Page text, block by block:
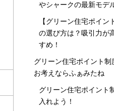
やシャークの最新モデ
【グリーン住宅ポイ
の選び方は？吸引力が
すめ！
グリーン住宅ポイント
お考えならふぁみたね
グリーン住宅ポイント
入れよう！